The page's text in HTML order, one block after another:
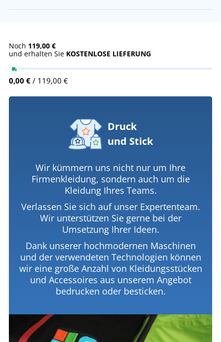
Noch 119,00 €
und erhalten Sie KOSTENLOSE LIEFERUNG
0,00 € / 119,00 €
Druck
und Stick
Wir kümmern uns nicht nur um Ihre
Firmenkleidung, sondern auch um die
Kleidung Ihres Teams.
Verlassen Sie sich auf unser Expertenteam.
Wir unterstützen Sie gerne bei der
Umsetzung Ihrer Ideen.
Dank unserer hochmodernen Maschinen
und der verwendeten Technologien können
wir eine große Anzahl von Kleidungsstücken
und Accessoires aus unserem Angebot
bedrucken oder besticken.